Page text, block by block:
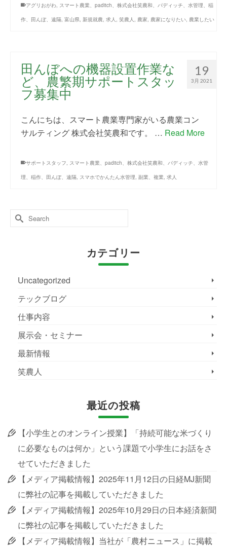
アグリおがわ, スマート農業、paditch、株式会社笑農和、パディッチ、水管理、稲
作、田んぼ、遠隔, 富山県, 新規就農, 求人 , 笑農人 , 農家, 農家になりたい, 農業したい
19
3月 2021
田んぼへの機器設置作業な
ど、農繁期サポートスタッ
フ募集中
こんにちは、スマート農業専門家がいる農業コン
サルティング 株式会社笑農和です。 … Read More
サポートスタッフ, スマート農業、paditch、株式会社笑農和、パディッチ、水管
理、稲作、田んぼ、遠隔, スマホでかんたん水管理, 副業、複業, 求人
Search
for:
カテゴリー
Uncategorized
テックブログ
仕事内容
展示会・セミナー
最新情報
笑農人
最近の投稿
【小学生とのオンライン授業】「持続可能な米づくり
に必要なものは何か」という課題で小学生にお話をさ
せていただきました
【メディア掲載情報】2025年11月12日の日経MJ新聞
に弊社の記事を掲載していただきました
【メディア掲載情報】2025年10月29日の日本経済新聞
に弊社の記事を掲載していただきました
【メディア掲載情報】当社が「農村ニュース」に掲載